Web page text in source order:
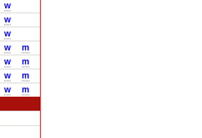
w
w
w
w
m
w
m
w
m
w
m